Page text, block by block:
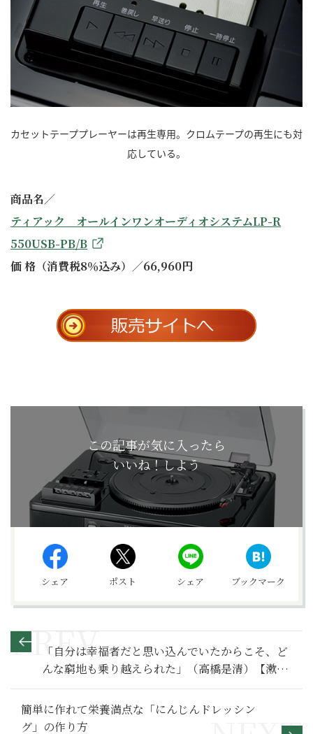
カセットテーププレーヤーは再生専用。クロムテープの再生にも対
応している。
商品名／
ティアック オールインワンオーディオシステムLP-R
550USB-PB/B
価 格（消費税8％込み）／66,960円
この記事が気に入ったら
いいね！しよう
シェア ポスト シェア ブックマーク
「自分は幸福者だと思い込んでいたからこそ、ど
んな窮地も乗り越えられた」（高橋是清）【漱石
と明治人のことば44】
簡単に作れて栄養満点な「にんじんドレッシン
グ」の作り方